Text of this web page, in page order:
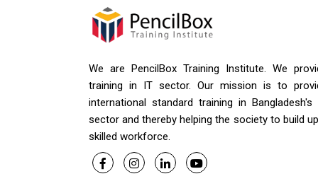
We are PencilBox Training Institute. We
training in IT sector. Our mission is to
international standard training in Bangladesh's
sector and thereby helping the society to build
skilled workforce.